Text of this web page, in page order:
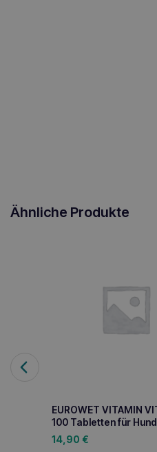
Ähnliche Produkte
EUROWET VITAMIN
100 Tabletten für
14,90 €